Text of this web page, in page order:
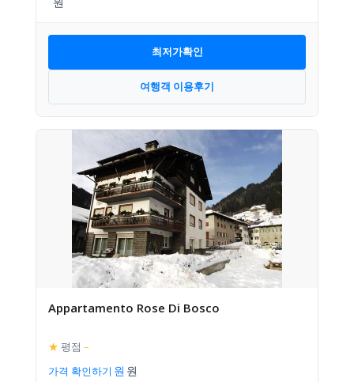
최저가확인
여행객 이용후기
Appartamento Rose Di Bosco
★ 평점 –
가격 확인하기